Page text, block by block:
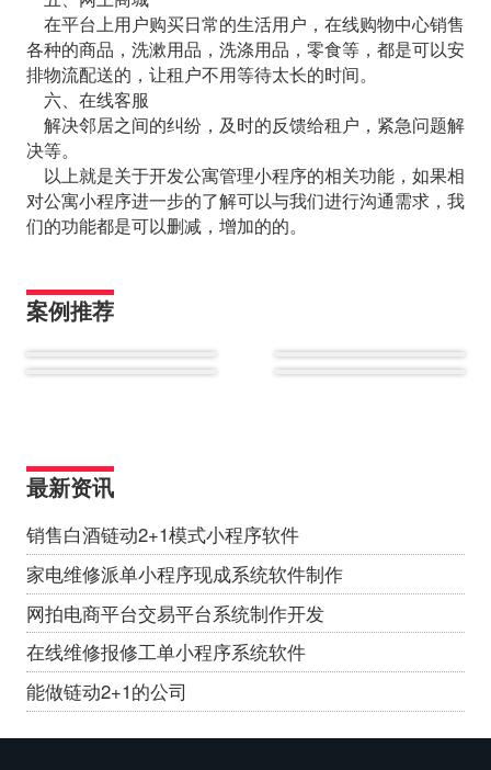
在平台上用户购买日常的生活用户，在线购物中心销售
各种的商品，洗漱用品，洗涤用品，零食等，都是可以安
排物流配送的，让租户不用等待太长的时间。
六、在线客服
解决邻居之间的纠纷，及时的反馈给租户，紧急问题解
决等。
以上就是关于开发公寓管理小程序的相关功能，如果相
对公寓小程序进一步的了解可以与我们进行沟通需求，我
们的功能都是可以删减，增加的的。
案例推荐
最新资讯
销售白酒链动2+1模式小程序软件
家电维修派单小程序现成系统软件制作
网拍电商平台交易平台系统制作开发
在线维修报修工单小程序系统软件
能做链动2+1的公司